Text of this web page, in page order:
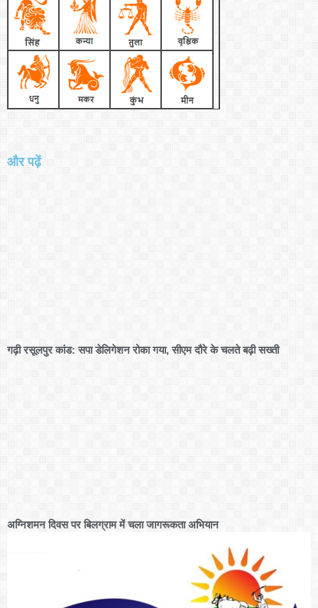
और पढ़ें
गढ़ी रसूलपुर कांड: सपा डेलिगेशन रोका गया, सीएम दौरे के चलते बढ़ी सख्ती
अग्निशमन दिवस पर बिलग्राम में चला जागरूकता अभियान